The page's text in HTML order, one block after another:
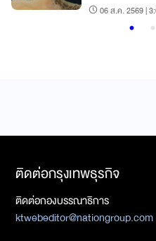
06 ส.ค. 2569 |
ติดต่อกรุงเทพธุรกิจ
ติดต่อกองบรรณาธิการ
ktwebeditor@nationgroup.com